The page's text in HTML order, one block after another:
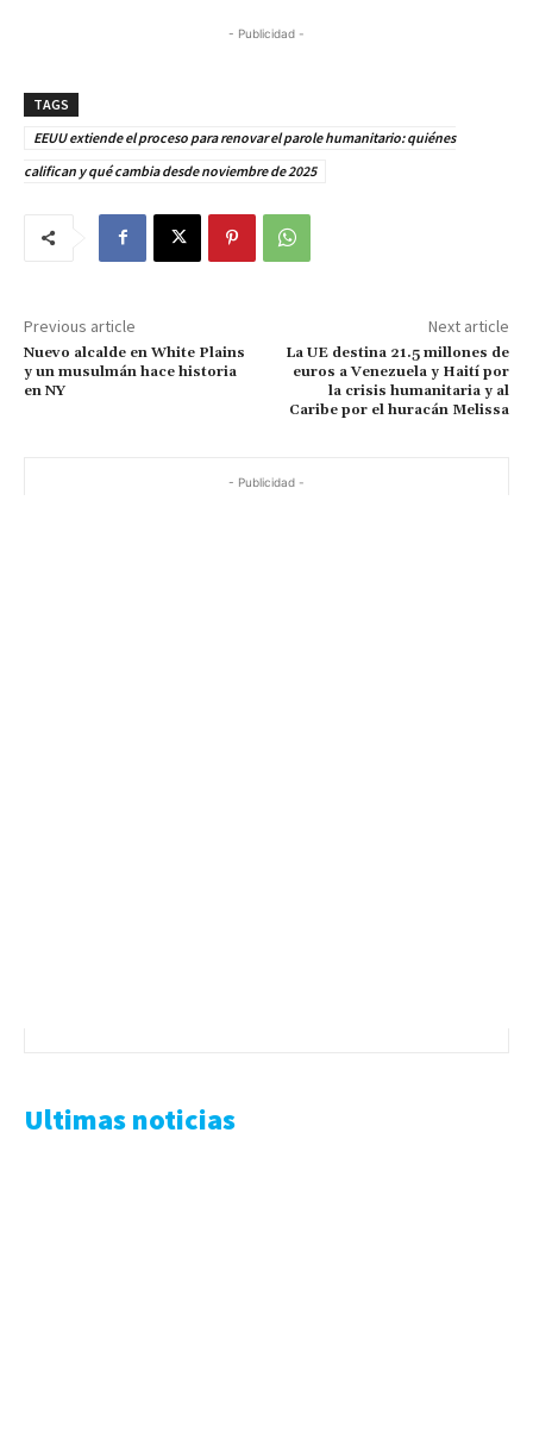
- Publicidad -
TAGS
EEUU extiende el proceso para renovar el parole humanitario: quiénes
califican y qué cambia desde noviembre de 2025
Previous article
Nuevo alcalde en White Plains
y un musulmán hace historia
en NY
Next article
La UE destina 21.5 millones de
euros a Venezuela y Haití por
la crisis humanitaria y al
Caribe por el huracán Melissa
- Publicidad -
Ultimas noticias